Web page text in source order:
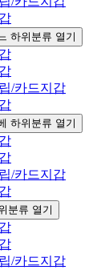
하위분류 열기
/카드지갑
하위분류 열기
/카드지갑
분류 열기
/카드지갑